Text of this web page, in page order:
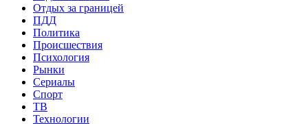
Отдых за границей
ПДД
Политика
Происшествия
Психология
Рынки
Сериалы
Спорт
ТВ
Технологии